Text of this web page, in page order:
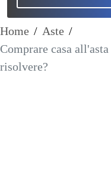
Home / Aste /
Comprare casa
risolvere?